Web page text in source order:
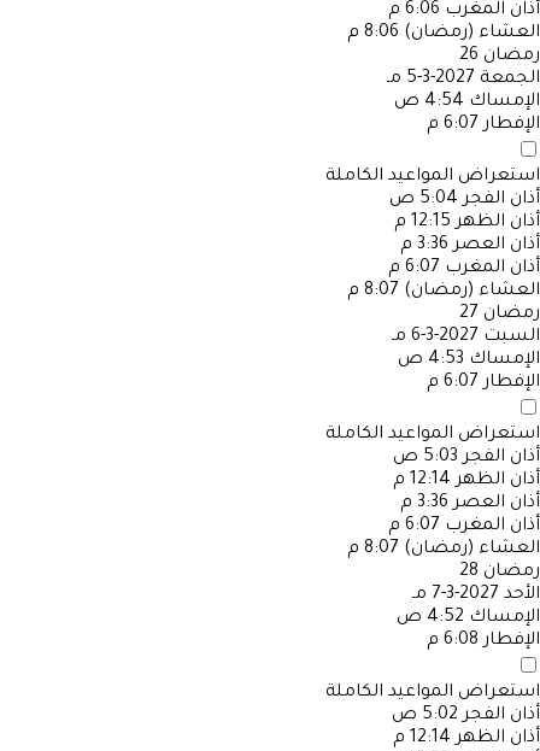
أذان المغرب 6:06 م
العشاء (رمضان) 8:06 م
رمضان 26
الجمعة 2027-3-5 مـ
الإمساك 4:54 ص
الإفطار 6:07 م
استعراض المواعيد الكاملة
أذان الفجر 5:04 ص
أذان الظهر 12:15 م
أذان العصر 3:36 م
أذان المغرب 6:07 م
العشاء (رمضان) 8:07 م
رمضان 27
السبت 2027-3-6 مـ
الإمساك 4:53 ص
الإفطار 6:07 م
استعراض المواعيد الكاملة
أذان الفجر 5:03 ص
أذان الظهر 12:14 م
أذان العصر 3:36 م
أذان المغرب 6:07 م
العشاء (رمضان) 8:07 م
رمضان 28
الأحد 2027-3-7 مـ
الإمساك 4:52 ص
الإفطار 6:08 م
استعراض المواعيد الكاملة
أذان الفجر 5:02 ص
أذان الظهر 12:14 م